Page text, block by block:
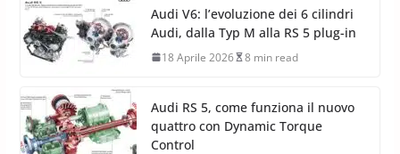
Audi V6: l’evoluzione dei 6 cilindri
Audi, dalla Typ M alla RS 5 plug-in
18 Aprile 2026 8 min read
Audi RS 5, come funziona il nuovo
quattro con Dynamic Torque
Control